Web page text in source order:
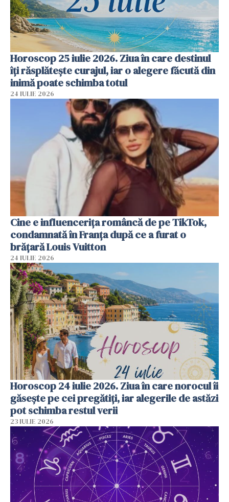
Horoscop 25 iulie 2026. Ziua în care destinul
îți răsplătește curajul, iar o alegere făcută din
inimă poate schimba totul
24 IULIE 2026
Cine e influencerița româncă de pe TikTok,
condamnată în Franța după ce a furat o
brățară Louis Vuitton
24 IULIE 2026
Horoscop 24 iulie 2026. Ziua în care norocul îi
găsește pe cei pregătiți, iar alegerile de astăzi
pot schimba restul verii
23 IULIE 2026